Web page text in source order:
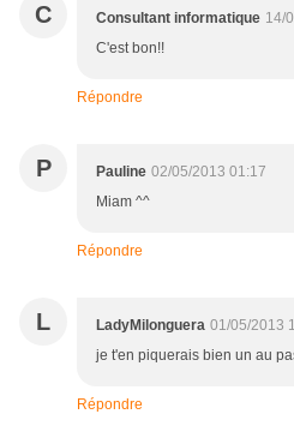
C Consultant informatique 14/
C'est bon!!
Répondre
P Pauline 02/05/2013 01:17
Miam ^^
Répondre
L LadyMilonguera 01/05/2013
je t'en piquerais bien un au
Répondre